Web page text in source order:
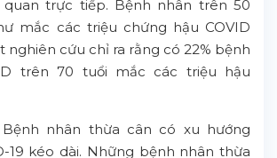
trực tiếp. Bệnh nhân trên 50
mắc các triệu chứng hậu COVID
nghiên cứu chỉ ra rằng có 22% bệnh
trên 70 tuổi mắc các triệu hậu
Bệnh nhân thừa cân có xu hướng
19 kéo dài. Những bệnh nhân thừa